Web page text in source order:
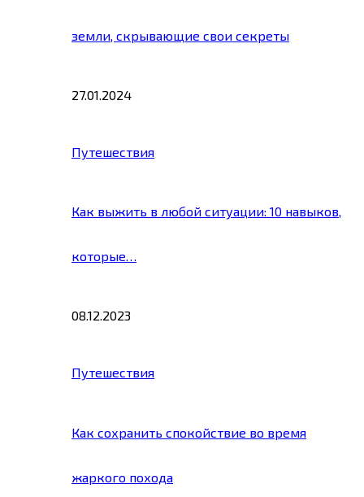
земли, скрывающие свои секреты
27.01.2024
Путешествия
Как выжить в любой ситуации: 10 навыков,
которые…
08.12.2023
Путешествия
Как сохранить спокойствие во время
жаркого похода